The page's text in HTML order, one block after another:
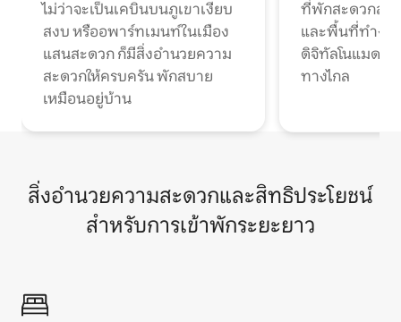
ไม่ว่าจะเป็นเคบินบนภูเขาเงียบ
สงบ หรืออพาร์ทเมนท์ในเมือง
แสนสะดวก ก็มีสิ่งอำนวยความ
สะดวกให้ครบครัน พักสบาย
เหมือนอยู่บ้าน
ที่พักสะดวกสบ
และพื้นที่ทำงา
ดิจิทัลโนแมดแ
ทางไกล
สิ่งอำนวยความสะดวกและสิทธิประโยชน์
สำหรับการเข้าพักระยะยาว